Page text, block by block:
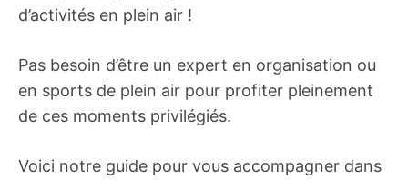
d’activités en plein air !
Pas besoin d’être un expert en organisation ou
en sports de plein air pour profiter pleinement
de ces moments privilégiés.
Voici notre guide pour vous accompagner dans